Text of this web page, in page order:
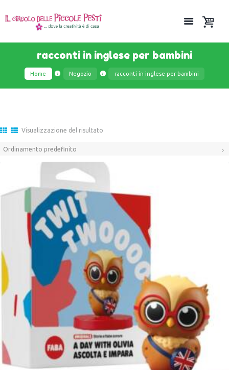
racconti in inglese per bambini
Home Negozio racconti in inglese per bambini
Visualizzazione del risultato